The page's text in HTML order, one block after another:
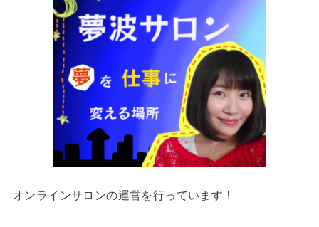
オンラインサロンの運営を行っています！